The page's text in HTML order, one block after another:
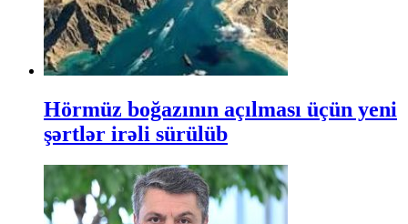
Hörmüz boğazının açılması üçün yeni
şərtlər irəli sürülüb